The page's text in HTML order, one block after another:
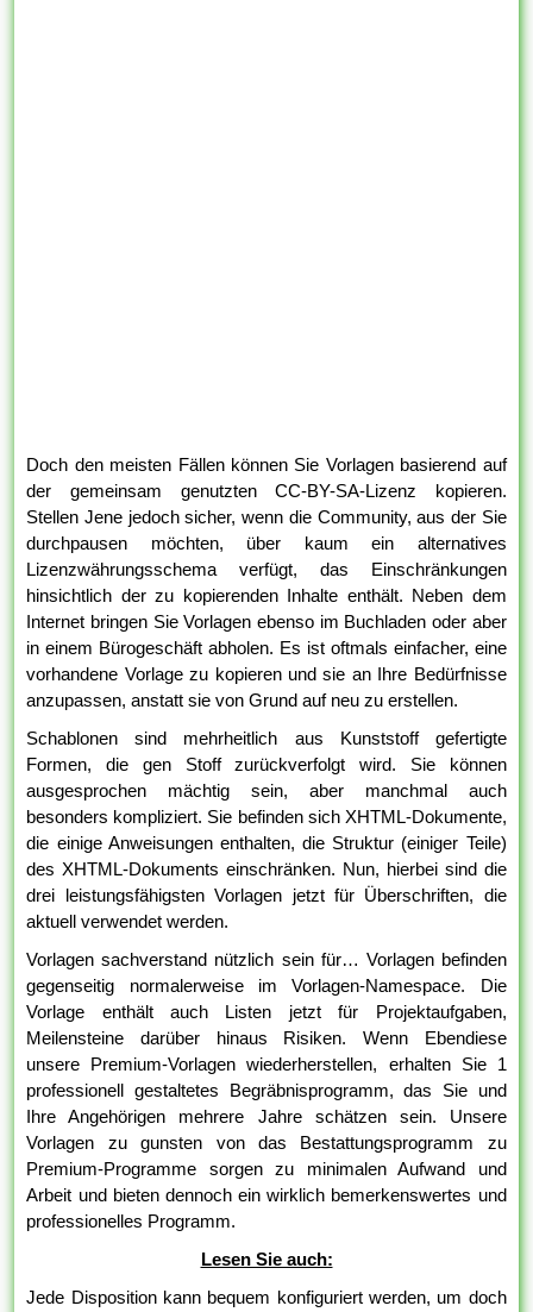
Doch den meisten Fällen können Sie Vorlagen basierend auf
der gemeinsam genutzten CC-BY-SA-Lizenz kopieren.
Stellen Jene jedoch sicher, wenn die Community, aus der Sie
durchpausen möchten, über kaum ein alternatives
Lizenzwährungsschema verfügt, das Einschränkungen
hinsichtlich der zu kopierenden Inhalte enthält. Neben dem
Internet bringen Sie Vorlagen ebenso im Buchladen oder aber
in einem Bürogeschäft abholen. Es ist oftmals einfacher, eine
vorhandene Vorlage zu kopieren und sie an Ihre Bedürfnisse
anzupassen, anstatt sie von Grund auf neu zu erstellen.
Schablonen sind mehrheitlich aus Kunststoff gefertigte
Formen, die gen Stoff zurückverfolgt wird. Sie können
ausgesprochen mächtig sein, aber manchmal auch
besonders kompliziert. Sie befinden sich XHTML-Dokumente,
die einige Anweisungen enthalten, die Struktur (einiger Teile)
des XHTML-Dokuments einschränken. Nun, hierbei sind die
drei leistungsfähigsten Vorlagen jetzt für Überschriften, die
aktuell verwendet werden.
Vorlagen sachverstand nützlich sein für… Vorlagen befinden
gegenseitig normalerweise im Vorlagen-Namespace. Die
Vorlage enthält auch Listen jetzt für Projektaufgaben,
Meilensteine darüber hinaus Risiken. Wenn Ebendiese
unsere Premium-Vorlagen wiederherstellen, erhalten Sie 1
professionell gestaltetes Begräbnisprogramm, das Sie und
Ihre Angehörigen mehrere Jahre schätzen sein. Unsere
Vorlagen zu gunsten von das Bestattungsprogramm zu
Premium-Programme sorgen zu minimalen Aufwand und
Arbeit und bieten dennoch ein wirklich bemerkenswertes und
professionelles Programm.
Lesen Sie auch:
Jede Disposition kann bequem konfiguriert werden, um doch